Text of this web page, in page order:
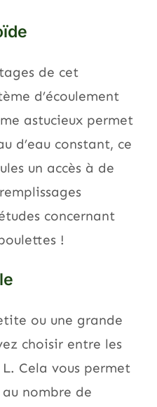
de cet
d’écoulement
astucieux permet
d’eau constant, ce
un accès à de
concernant
!
ou une grande
choisir entre les
Cela vous permet
au nombre de